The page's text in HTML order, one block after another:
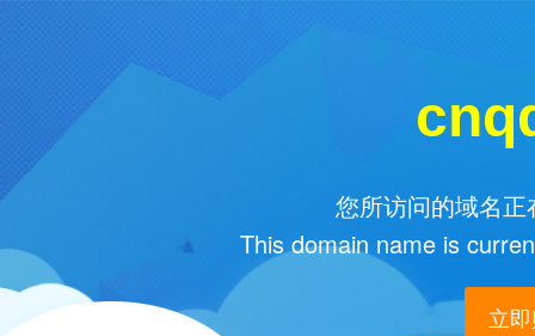
您所访问的域名
This domain name is
立